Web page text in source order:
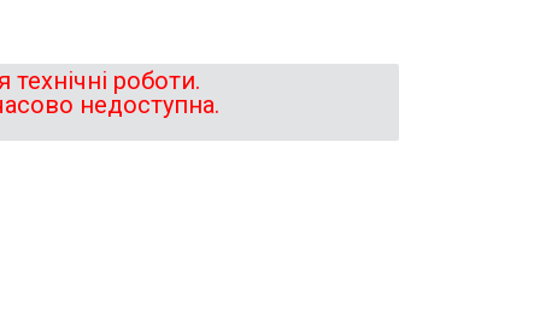
роботи.
недоступна.